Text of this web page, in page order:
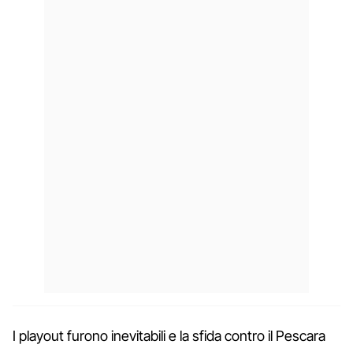
I playout furono inevitabili e la sfida contro il Pescara